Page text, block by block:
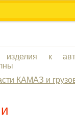
изделия к
КАМАЗ и